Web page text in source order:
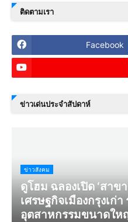
ติดตามเรา
Facebook
ข่าวเด่นประจำสัปดาห์
ข่าวสังคม
ดูโฮม ฉลองเปิด ‘สาข
เศรษฐกิจเมืองกรุงเก่
อุตสาหกรรมขนาดให